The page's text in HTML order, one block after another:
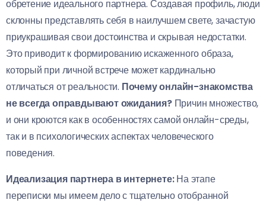
обретение идеального партнера. Создавая профиль, люди
склонны представлять себя в наилучшем свете, зачастую
приукрашивая свои достоинства и скрывая недостатки.
Это приводит к формированию искаженного образа,
который при личной встрече может кардинально
отличаться от реальности. Почему онлайн-знакомства
не всегда оправдывают ожидания?Причин множество,
и они кроются как в особенностях самой онлайн-среды,
так и в психологических аспектах человеческого
поведения.
Идеализация партнера в интернете:На этапе
переписки мы имеем дело с тщательно отобранной